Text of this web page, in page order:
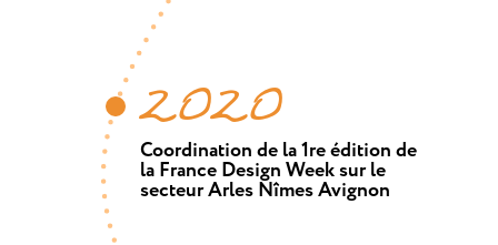
2020
Coordination de la 1re édition de
la France Design Week sur le
secteur Arles Nîmes Avignon